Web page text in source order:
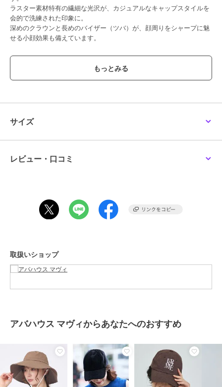
ラスター素材特有の繊細な光沢が、カジュアルなキャップスタイルを
会的で洗練された印象に。
深めのクラウンと長めのバイザー（ツバ）が、顔周りをシャープに魅
せる小顔効果も備えています。
【detail】
・サイズ調整可能なバックベルト付き。
・ステッチワークを最小限にすることで、素材の持つしなやかさと光
【styling】
あえてフェミニンなワンピースと合わせて、モードなニュアンスを足
アバハウス マヴィ
商品カテゴリ
性別タイプ
レディース
カラー ブラック、モカ
素材
本体：ポリエステル60% ナイロン
40% 裏地：ナイロン85% ポリウレ
商品のお取り扱い方法
原産国 中国
サイズ
レビュー・口コミ
取扱いショップ
アバハウス マヴィからあなたへのおすすめ